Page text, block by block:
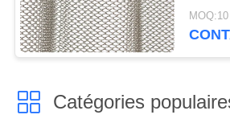
MOQ:10
Catégories